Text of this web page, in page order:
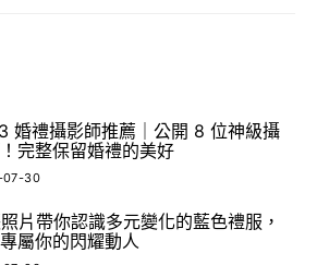
婚禮攝影師推薦｜公開 8 位神級攝
完整保留婚禮的美好
07-30
片帶你認識多元變化的藍色禮服，
屬你的閃耀動人